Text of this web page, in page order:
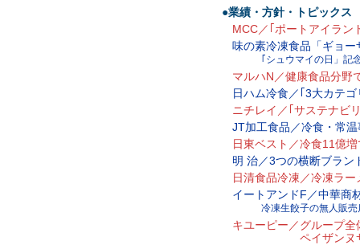
●業績・方針・トピックス
MCC／｢ポートアイラン
味の素冷凍食品「ギョー
｢シュウマイの日」記念
マルハN／健康食品分野
日ハム冷食／｢3大カテ
ニチレイ／｢サステナビ
JT加工食品／冷食・常
日東ベスト／冷食11億
明 治／3つの横断ブラン
日清食品冷凍／冷凍ラ
イートアンドF／中華商
冷凍生餃子の無人販売
キユーピー／グループ全
ペイザンヌサラ